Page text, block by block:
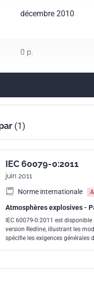
décembre 2010
0 p.
5
(1)
IEC 60079-0:2011
juin 2011
Norme internationale
Atmosphères explosives -
IEC 60079-0:2011 est
version Redline, illustrant les
spécifie les exigences générales